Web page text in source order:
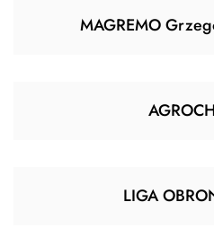
MAGREMO
LIGA